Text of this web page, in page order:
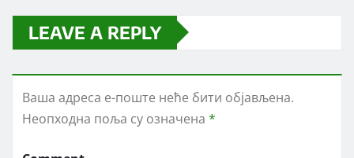
LEAVE A REPLY
Ваша адреса е-поште неће бити објављена.
Неопходна поља су означена *